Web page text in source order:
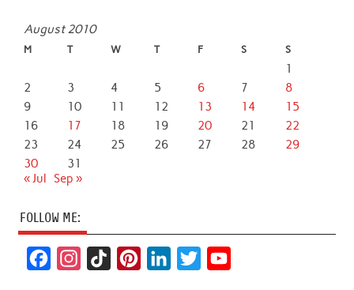
August 2010
M T W T F S S
1
2
3 4 5 6 7
8
9
10 11 12 13 14
15
16
17 18 19 20 21
22
23
24 25 26 27 28
29
30
31
« Jul Sep »
FOLLOW ME: